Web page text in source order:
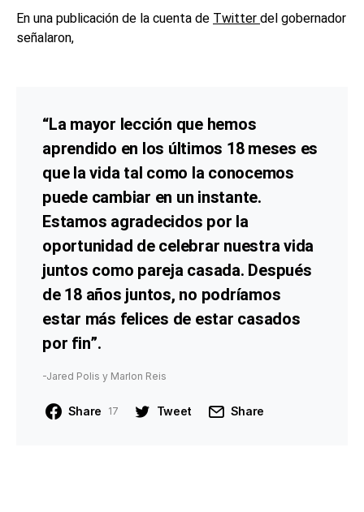
En una publicación de la cuenta deTwitterdel gobernador
señalaron,
“La mayor lección que hemos
aprendido en los últimos 18 meses es
que la vida tal como la conocemos
puede cambiar en un instante.
Estamos agradecidos por la
oportunidad de celebrar nuestra vida
juntos como pareja casada. Después
de 18 años juntos, no podríamos
estar más felices de estar casados ​​
por fin”.
-Jared Polis y Marlon Reis
Share 17 Tweet Share